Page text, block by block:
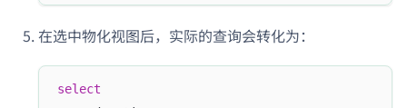
在选中物化视图后，实际的查询会转化为：
select